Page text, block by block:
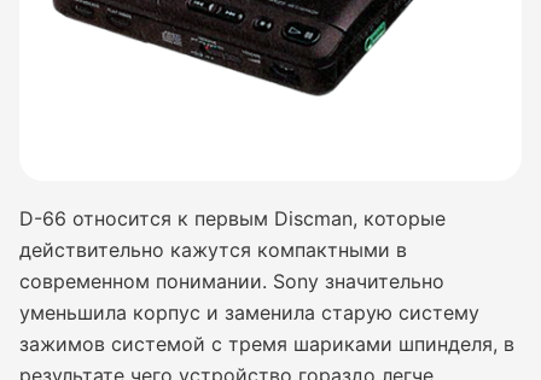
D-66 относится к первым Discman, которые
действительно кажутся компактными в
современном понимании. Sony значительно
уменьшила корпус и заменила старую систему
зажимов системой с тремя шариками шпинделя, в
результате чего устройство гораздо легче